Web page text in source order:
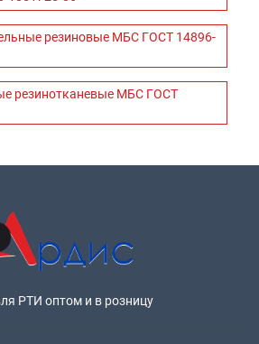
резиновые МБС ГОСТ 14896-
резинотканевые МБС ГОСТ
РТИ оптом и в розницу